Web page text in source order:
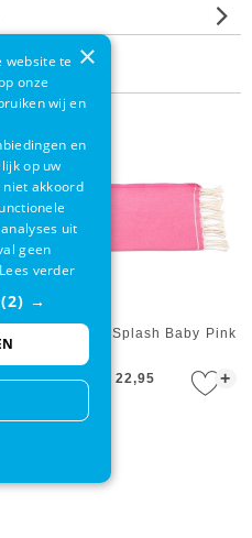
ook
+
Call It Fouta Splash Baby Pink
€ 22,95
×
website te
onze
wij en
en
op uw
akkoord
uit
geen
Lees verder
(2) →